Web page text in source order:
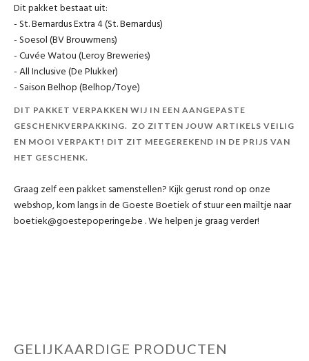
Dit pakket bestaat uit:
- St. Bernardus Extra 4 (St. Bernardus)
- Soesol (BV Brouwmens)
- Cuvée Watou (Leroy Breweries)
- All Inclusive (De Plukker)
- Saison Belhop (Belhop/Toye)
DIT PAKKET VERPAKKEN WIJ IN EEN AANGEPASTE
GESCHENKVERPAKKING. ZO ZITTEN JOUW ARTIKELS VEILIG
EN MOOI VERPAKT! DIT ZIT MEEGEREKEND IN DE PRIJS VAN
HET GESCHENK.
Graag zelf een pakket samenstellen? Kijk gerust rond op onze
webshop, kom langs in de Goeste Boetiek of stuur een mailtje naar
boetiek@goestepoperinge.be . We helpen je graag verder!
GELIJKAARDIGE PRODUCTEN